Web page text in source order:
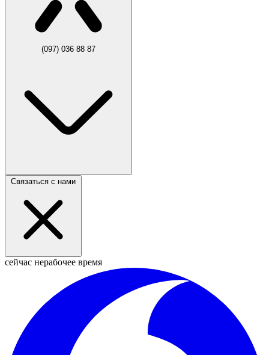
(097) 036 88 87
Связаться с нами
сейчас нерабочее время